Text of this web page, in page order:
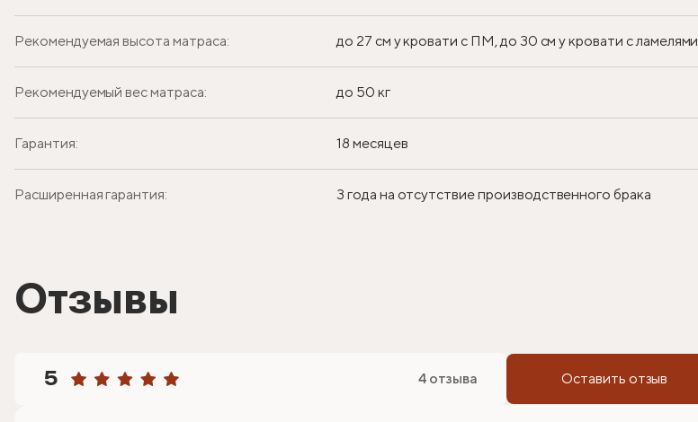
Рекомендуемая высота матраса: до 27 см у кровати с ПМ, до 30 см у кровати с ламелями
Рекомендуемый вес матраса: до 50 кг
Гарантия: 18 месяцев
Расширенная гарантия: 3 года на отсутствие производственного брака
Отзывы
5 4 отзыва Оставить отзыв